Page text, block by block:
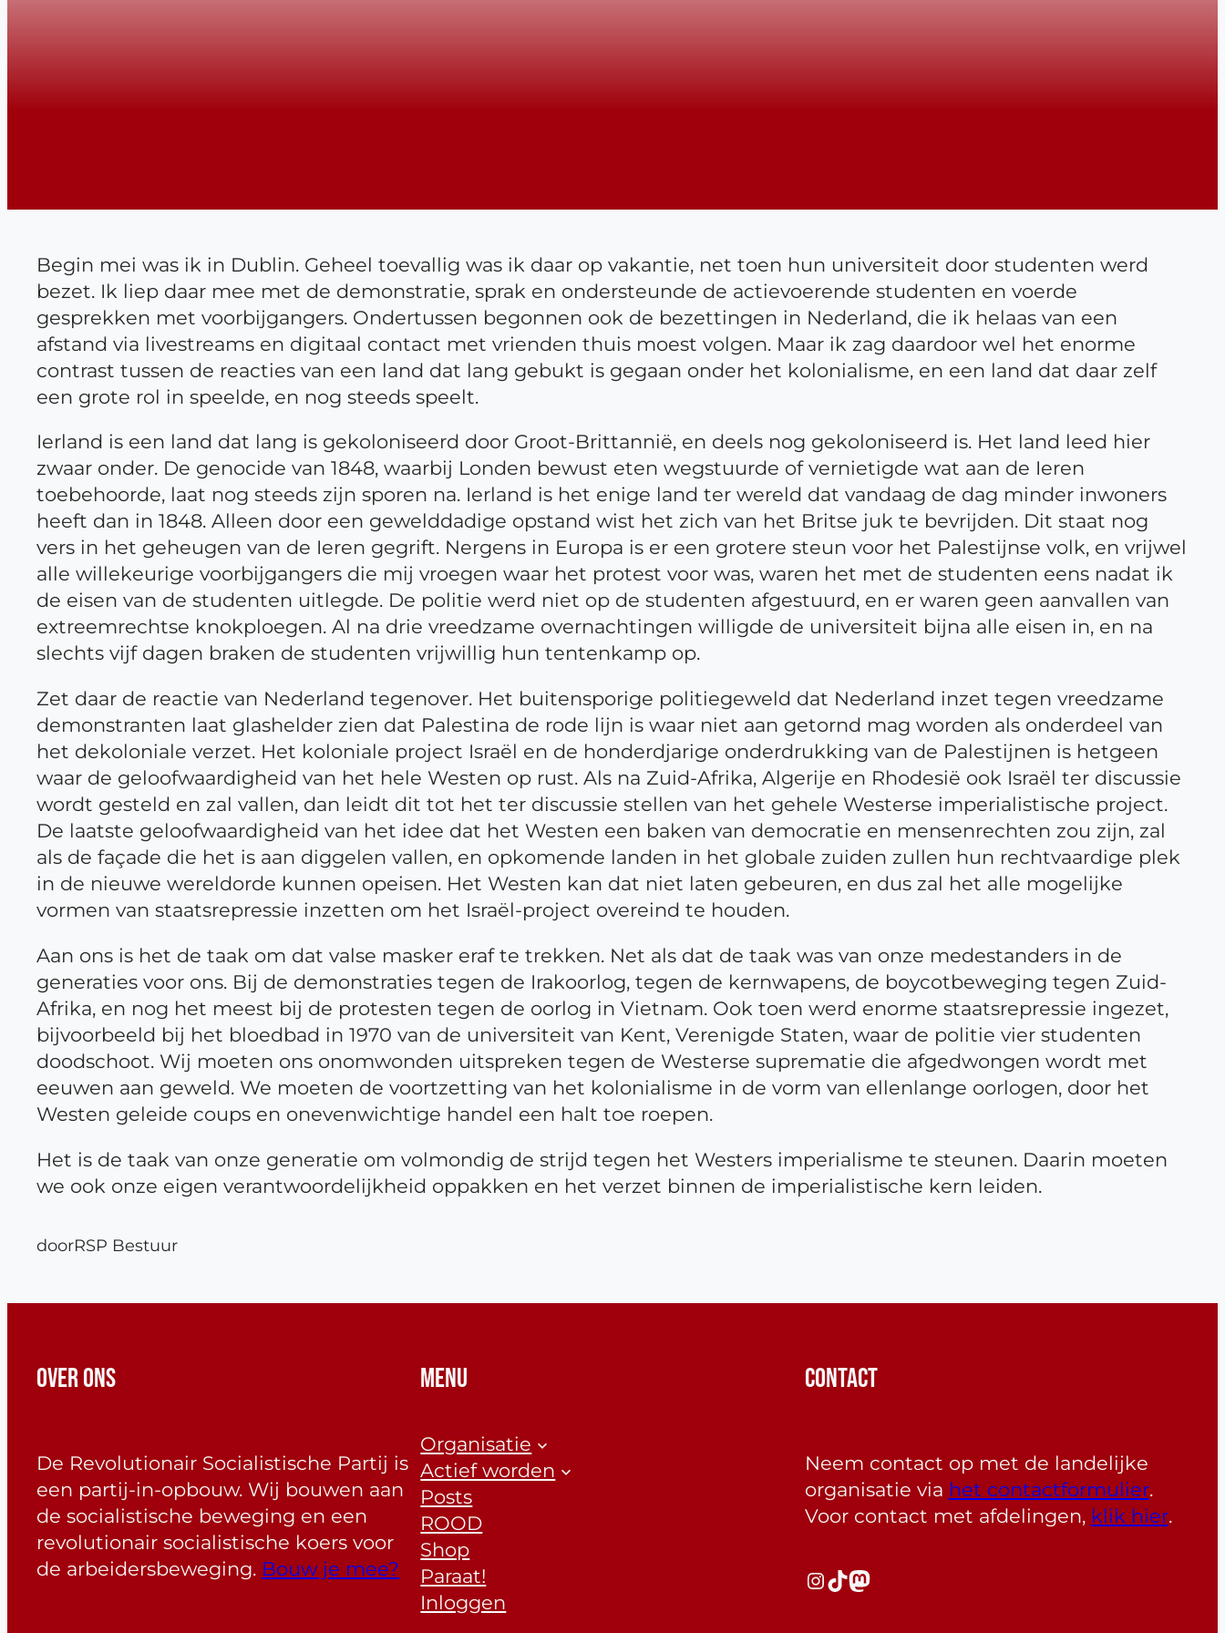
Begin mei was ik in Dublin. Geheel toevallig was ik daar op vakantie, net toen hun universiteit door studenten werd
bezet. Ik liep daar mee met de demonstratie, sprak en ondersteunde de actievoerende studenten en voerde
gesprekken met voorbijgangers. Ondertussen begonnen ook de bezettingen in Nederland, die ik helaas van een
afstand via livestreams en digitaal contact met vrienden thuis moest volgen. Maar ik zag daardoor wel het enorme
contrast tussen de reacties van een land dat lang gebukt is gegaan onder het kolonialisme, en een land dat daar zelf
een grote rol in speelde, en nog steeds speelt.
Ierland is een land dat lang is gekoloniseerd door Groot-Brittannië, en deels nog gekoloniseerd is. Het land leed hier
zwaar onder. De genocide van 1848, waarbij Londen bewust eten wegstuurde of vernietigde wat aan de Ieren
toebehoorde, laat nog steeds zijn sporen na. Ierland is het enige land ter wereld dat vandaag de dag minder inwoners
heeft dan in 1848. Alleen door een gewelddadige opstand wist het zich van het Britse juk te bevrijden. Dit staat nog
vers in het geheugen van de Ieren gegrift. Nergens in Europa is er een grotere steun voor het Palestijnse volk, en vrijwel
alle willekeurige voorbijgangers die mij vroegen waar het protest voor was, waren het met de studenten eens nadat ik
de eisen van de studenten uitlegde. De politie werd niet op de studenten afgestuurd, en er waren geen aanvallen van
extreemrechtse knokploegen. Al na drie vreedzame overnachtingen willigde de universiteit bijna alle eisen in, en na
slechts vijf dagen braken de studenten vrijwillig hun tentenkamp op.
Zet daar de reactie van Nederland tegenover. Het buitensporige politiegeweld dat Nederland inzet tegen vreedzame
demonstranten laat glashelder zien dat Palestina de rode lijn is waar niet aan getornd mag worden als onderdeel van
het dekoloniale verzet. Het koloniale project Israël en de honderdjarige onderdrukking van de Palestijnen is hetgeen
waar de geloofwaardigheid van het hele Westen op rust. Als na Zuid-Afrika, Algerije en Rhodesië ook Israël ter discussie
wordt gesteld en zal vallen, dan leidt dit tot het ter discussie stellen van het gehele Westerse imperialistische project.
De laatste geloofwaardigheid van het idee dat het Westen een baken van democratie en mensenrechten zou zijn, zal
als de façade die het is aan diggelen vallen, en opkomende landen in het globale zuiden zullen hun rechtvaardige plek
in de nieuwe wereldorde kunnen opeisen. Het Westen kan dat niet laten gebeuren, en dus zal het alle mogelijke
vormen van staatsrepressie inzetten om het Israël-project overeind te houden.
Aan ons is het de taak om dat valse masker eraf te trekken. Net als dat de taak was van onze medestanders in de
generaties voor ons. Bij de demonstraties tegen de Irakoorlog, tegen de kernwapens, de boycotbeweging tegen Zuid-
Afrika, en nog het meest bij de protesten tegen de oorlog in Vietnam. Ook toen werd enorme staatsrepressie ingezet,
bijvoorbeeld bij het bloedbad in 1970 van de universiteit van Kent, Verenigde Staten, waar de politie vier studenten
doodschoot. Wij moeten ons onomwonden uitspreken tegen de Westerse suprematie die afgedwongen wordt met
eeuwen aan geweld. We moeten de voortzetting van het kolonialisme in de vorm van ellenlange oorlogen, door het
Westen geleide coups en onevenwichtige handel een halt toe roepen.
Het is de taak van onze generatie om volmondig de strijd tegen het Westers imperialisme te steunen. Daarin moeten
we ook onze eigen verantwoordelijkheid oppakken en het verzet binnen de imperialistische kern leiden.
doorRSP Bestuur
OVER ONS
De Revolutionair Socialistische Partij is
een partij-in-opbouw. Wij bouwen aan
de socialistische beweging en een
revolutionair socialistische koers voor
de arbeidersbeweging. Bouw je mee?
MENU
Organisatie
Actief worden
Posts
ROOD
Shop
Paraat!
Inloggen
CONTACT
Neem contact op met de landelijke
organisatie via het contactformulier.
Voor contact met afdelingen, klik hier.
InstagramTikTok Mastodon